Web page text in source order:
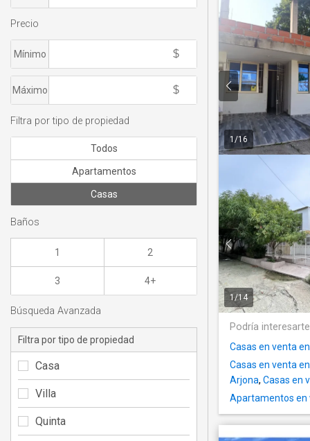
1 /16
1/14
Podría
Casas en venta
Casas en venta
Arjona, Casas en
Apartamentos en
Precio
Mínimo
Máximo
Filtra por tipo de propiedad
Todos
Apartamentos
Casas
Baños
1 2
3 4+
Búsqueda Avanzada
Filtra por tipo de propiedad
Casa
Villa
Quinta